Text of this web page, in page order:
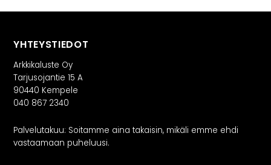
YHTEYSTIEDOT
Arkkikaluste Oy
Tarjusojantie 15 A
90440 Kempele
040 867 2340
Palvelutakuu: Soitamme aina takaisin, mikäli emme ehdi
vastaamaan puheluusi.